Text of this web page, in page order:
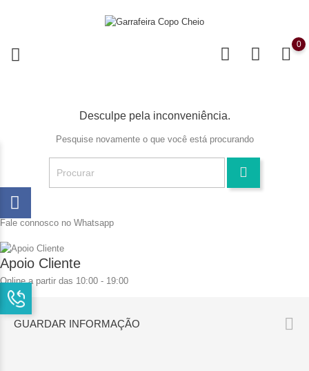
0
Desculpe pela inconveniência.
Pesquise novamente o que você está procurando
Fale connosco no Whatsapp
Apoio Cliente
Online a partir das 10:00 - 19:00
GUARDAR INFORMAÇÃO 